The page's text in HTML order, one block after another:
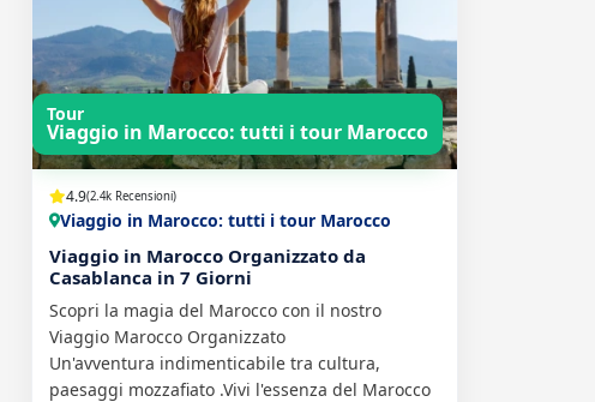
Tour
Viaggio in Marocco: tutti i tour Marocco
4.9(2.4k Recensioni)
Viaggio in Marocco: tutti i tour Marocco
Viaggio in Marocco Organizzato da
Casablanca in 7 Giorni
Scopri la magia del Marocco con il nostro
Viaggio Marocco Organizzato
Un'avventura indimenticabile tra cultura,
paesaggi mozzafiato .Vivi l'essenza del Marocco